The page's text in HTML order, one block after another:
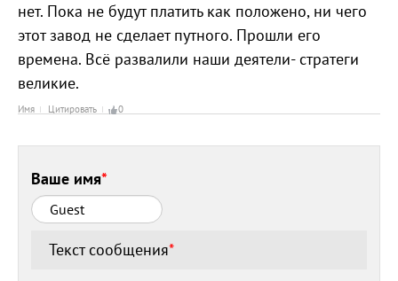
нет. Пока не будут платить как положено, ни чего
этот завод не сделает путного. Прошли его
времена. Всё развалили наши деятели- стратеги
великие.
Имя Цитировать 0
Ваше имя*
Текст сообщения*